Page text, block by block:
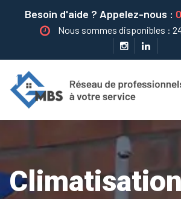
Besoin d'aide ? Appelez-nous :
Nous sommes disponibles :